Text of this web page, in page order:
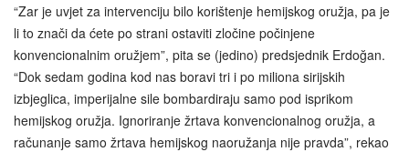
“Zar je uvjet za intervenciju bilo korištenje hemijskog oružja, pa je
li to znači da ćete po strani ostaviti zločine počinjene
konvencionalnim oružjem”, pita se (jedino) predsjednik Erdoğan.
“Dok sedam godina kod nas boravi tri i po miliona sirijskih
izbjeglica, imperijalne sile bombardiraju samo pod isprikom
hemijskog oružja. Ignoriranje žrtava konvencionalnog oružja, a
računanje samo žrtava hemijskog naoružanja nije pravda”, rekao